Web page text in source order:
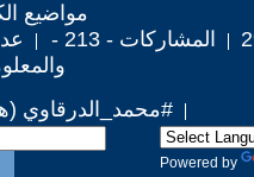
مواضيع
المشاركات - 213 -
#محمد_الدرقاوي
Powered by